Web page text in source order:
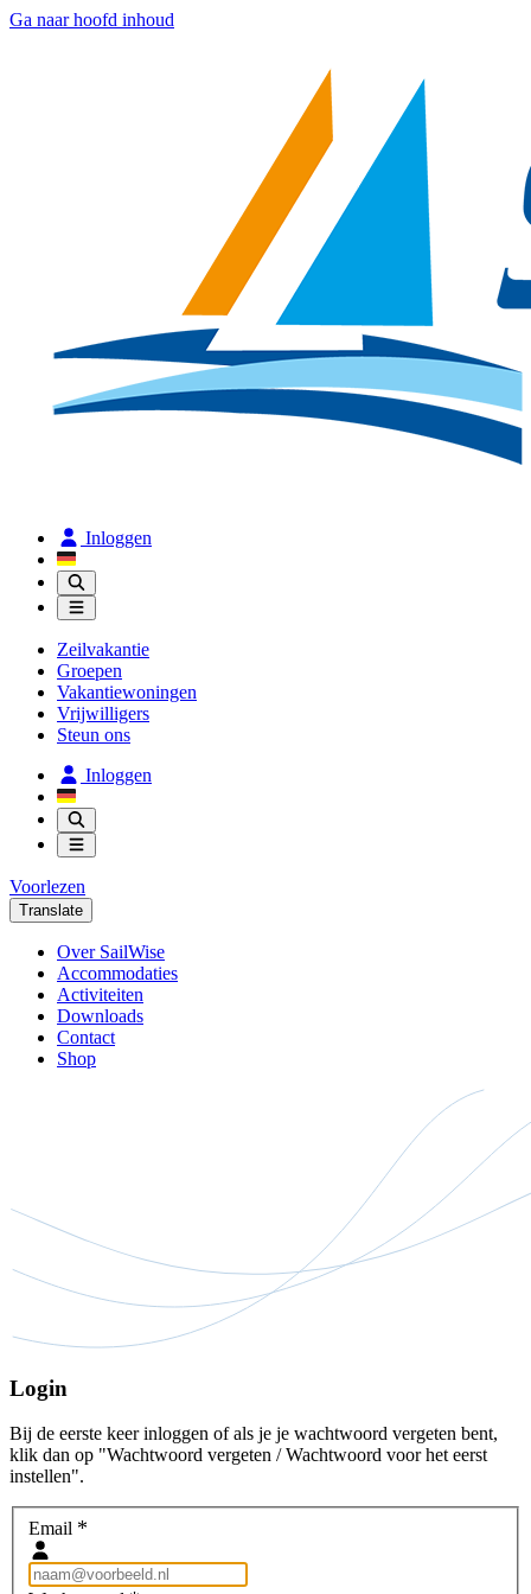
Ga naar hoofd inhoud
Inloggen
Zeilvakantie
Groepen
Vakantiewoningen
Vrijwilligers
Steun ons
Inloggen
Voorlezen
Translate
Over SailWise
Accommodaties
Activiteiten
Downloads
Contact
Shop
Login
Bij de eerste keer inloggen of als je je wachtwoord vergeten bent,
klik dan op "Wachtwoord vergeten / Wachtwoord voor het eerst
instellen".
Email *